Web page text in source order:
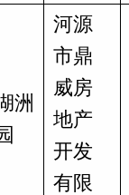
洲
河源
市鼎
威房
地产
开发
有限